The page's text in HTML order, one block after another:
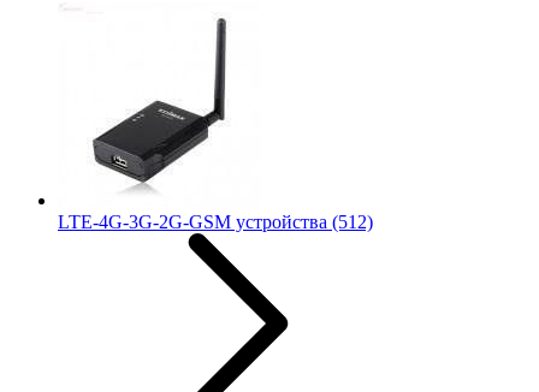
LTE-4G-3G-2G-GSM устройства (512)